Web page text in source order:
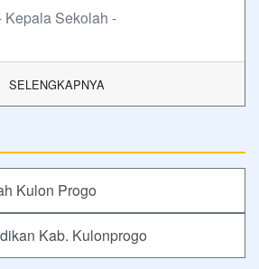
Kepala Sekolah -
SELENGKAPNYA
Kulon Progo
Kab. Kulonprogo